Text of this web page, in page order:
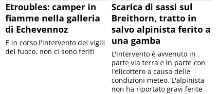
Etroubles: camper in
fiamme nella galleria
di Echevennoz
E in corso l'intervento dei vigili
del fuoco, non ci sono feriti
Scarica di sassi sul
Breithorn, tratto in
salvo alpinista ferito a
una gamba
L'intervento è avvenuto in
parte via terra e in parte con
l'elicottero a causa delle
condizioni meteo. L'alpinista
non ha riportato gravi ferite